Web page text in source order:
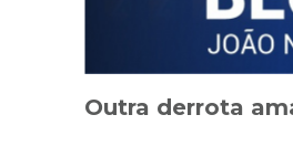
Outra derrota